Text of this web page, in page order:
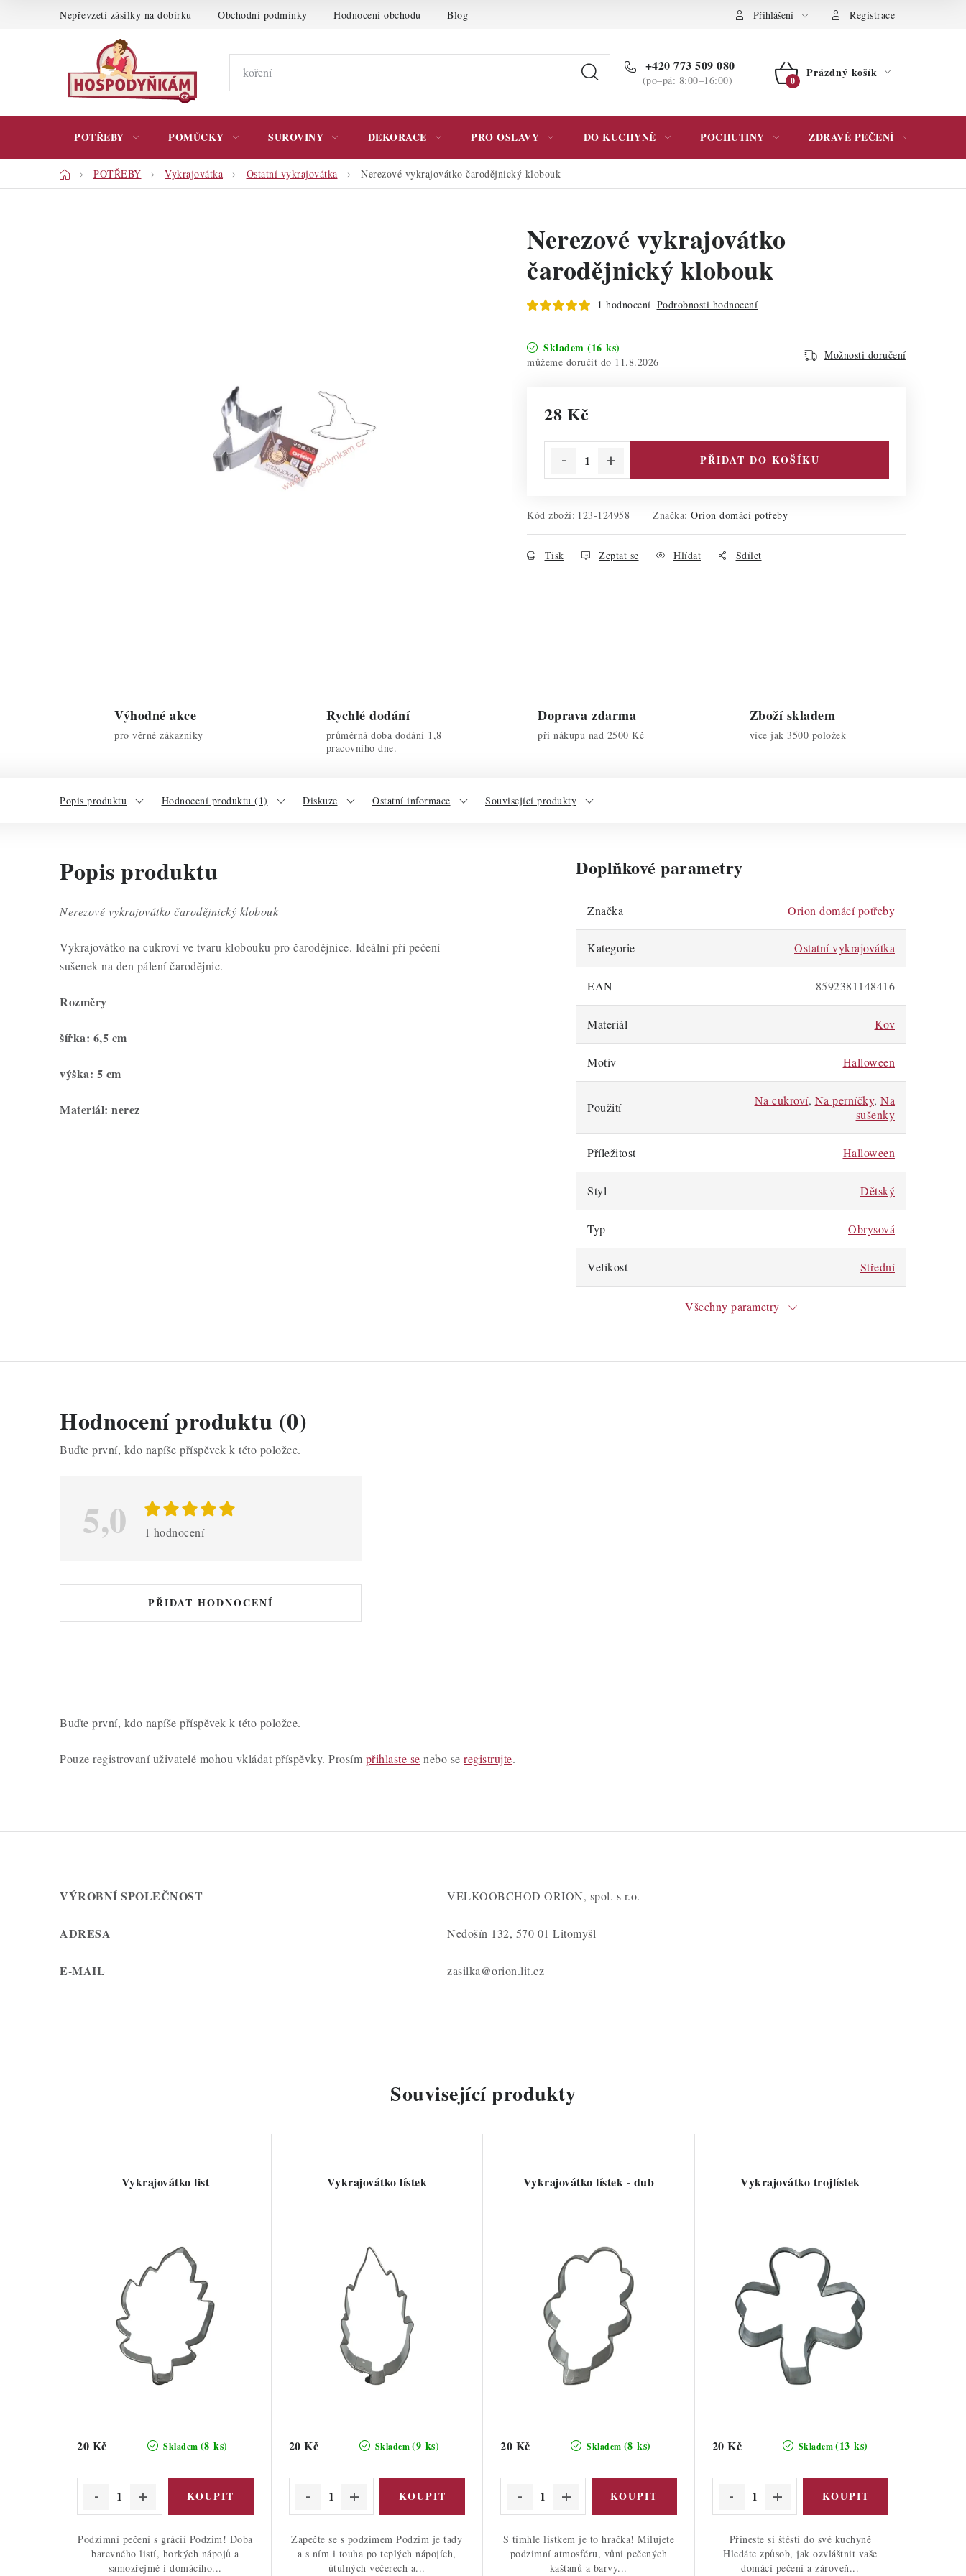
Nepřevzetí zásilky na dobírku Obchodní podmínky Hodnocení obchodu Blog Podmínky ochrany osobních údajů Přihlášení Registrace
+420 773 509 080
(po–pá: 8:00–16:00)
NÁKUPNÍ
Prázdný košík
POTŘEBY POMŮCKY SUROVINY DEKORACE PRO OSLAVY DO KUCHYNĚ POCHUTINY ZDRAVÉ PEČENÍ
DomůPOTŘEBY Vykrajovátka Ostatní vykrajovátka Nerezové vykrajovátko čarodějnický klobouk
Nerezové vykrajovátko
čarodějnický klobouk
1 hodnocení Podrobnosti hodnocení
Skladem (16 ks)
11.8.2026
Možnosti doručení
28 Kč
PŘIDAT DO KOŠÍKU
Kód zboží: 123-124958 Značka: Orion domácí potřeby
Tisk Zeptat se Hlídat Sdílet
Výhodné akce
pro věrné zákazníky
Rychlé dodání
průměrná doba dodání 1,8
pracovního dne.
Doprava zdarma
při nákupu nad 2500 Kč
Zboží skladem
více jak 3500 položek
Popis produktu Hodnocení produktu (1) Diskuze Ostatní informace Související produkty
Popis produktu
Nerezové vykrajovátko čarodějnický klobouk
Vykrajovátko na cukroví ve tvaru klobouku pro čarodějnice. Ideální při pečení
sušenek na den pálení čarodějnic.
Rozměry
šířka: 6,5 cm
výška: 5 cm
Materiál: nerez
Doplňkové parametry
Značka Orion domácí potřeby
Kategorie Ostatní vykrajovátka
EAN 8592381148416
Materiál Kov
Motiv Halloween
Použití Na cukroví, Na perníčky, Na
sušenky
Příležitost Halloween
Styl Dětský
Typ Obrysová
Velikost Střední
Všechny parametry
Hodnocení produktu (0)
Buďte první, kdo napíše příspěvek k této položce.
5,0 1 hodnocení
PŘIDAT HODNOCENÍ
V
ý
d
í
Buďte první, kdo napíše příspěvek k této položce.
Pouze registrovaní uživatelé mohou vkládat příspěvky. Prosím přihlaste se nebo se registrujte.
VÝROBNÍ SPOLEČNOST VELKOOBCHOD ORION, spol. s r.o.
ADRESA Nedošín 132, 570 01 Litomyšl
E-MAIL zasilka@orion.lit.cz
Související produkty
Vykrajovátko list
Skladem (8 ks)
20 Kč
Podzimní pečení s grácií Podzim! Doba
barevného listí, horkých nápojů a
samozřejmě i domácího...
Vykrajovátko lístek
Skladem(9 ks)
20 Kč
Zapečte se s podzimem Podzim je tady
a s ním i touha po teplých nápojích,
útulných večerech a...
Vykrajovátko lístek - dub
Skladem (8 ks)
20 Kč
S tímhle lístkem je to hračka! Milujete
podzimní atmosféru, vůni pečených
kaštanů a barvy...
Vykrajovátko trojlístek
Skladem(13 ks)
20 Kč
Přineste si štěstí do své kuchyně
Hledáte způsob, jak ozvláštnit vaše
domácí pečení a zároveň...